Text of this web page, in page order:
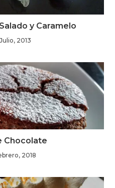
y Caramelo
2013
Chocolate
2018